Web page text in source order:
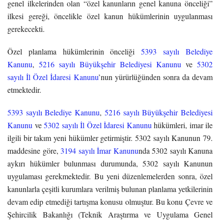
genel ilkelerinden olan “özel kanunların genel kanuna önceliği”
ilkesi gereği, öncelikle özel kanun hükümlerinin uygulanması
gerekecekti.
Özel planlama hükümlerinin önceliği5393 sayılı Belediye
Kanunu, 5216 sayılı Büyükşehir Belediyesi Kanunu ve 5302
sayılı İl Özel İdaresi Kanunu’nun yürürlüğünden sonra da devam
etmektedir.
5393 sayılı Belediye Kanunu, 5216 sayılı Büyükşehir Belediyesi
Kanunu ve5302 sayılı İl Özel İdaresi Kanunu hükümleri, imar ile
ilgili bir takım yeni hükümler getirmiştir. 5302 sayılı Kanunun 79.
maddesine göre, 3194 sayılı İmar Kanununda 5302 sayılı Kanuna
aykırı hükümler bulunması durumunda, 5302 sayılı Kanunun
uygulaması gerekmektedir. Bu yeni düzenlemelerden sonra, özel
kanunlarla çeşitli kurumlara verilmiş bulunan planlama yetkilerinin
devam edip etmediği tartışma konusu olmuştur. Bu konu Çevre ve
Şehircilik Bakanlığı (Teknik Araştırma ve Uygulama Genel